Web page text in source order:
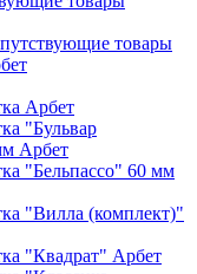
товары
Арбет
"Бульвар
Арбет
"Бельпассо" 60 мм
"Вилла (комплект)"
"Квадрат" Арбет